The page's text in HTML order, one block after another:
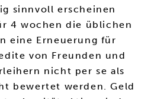
sinnvoll erscheinen
4 wochen die üblichen
eine Erneuerung für
von Freunden und
nicht per se als
bewertet werden. Geld